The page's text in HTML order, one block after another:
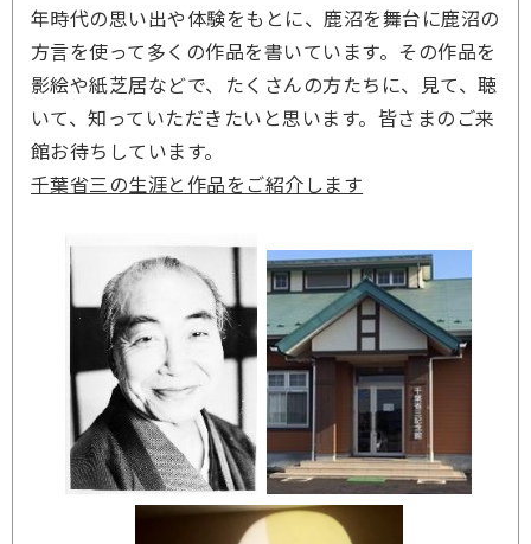
年時代の思い出や体験をもとに、鹿沼を舞台に鹿沼の
方言を使って多くの作品を書いています。その作品を
影絵や紙芝居などで、たくさんの方たちに、見て、聴
いて、知っていただきたいと思います。皆さまのご来
館お待ちしています。
千葉省三の生涯と作品をご紹介します